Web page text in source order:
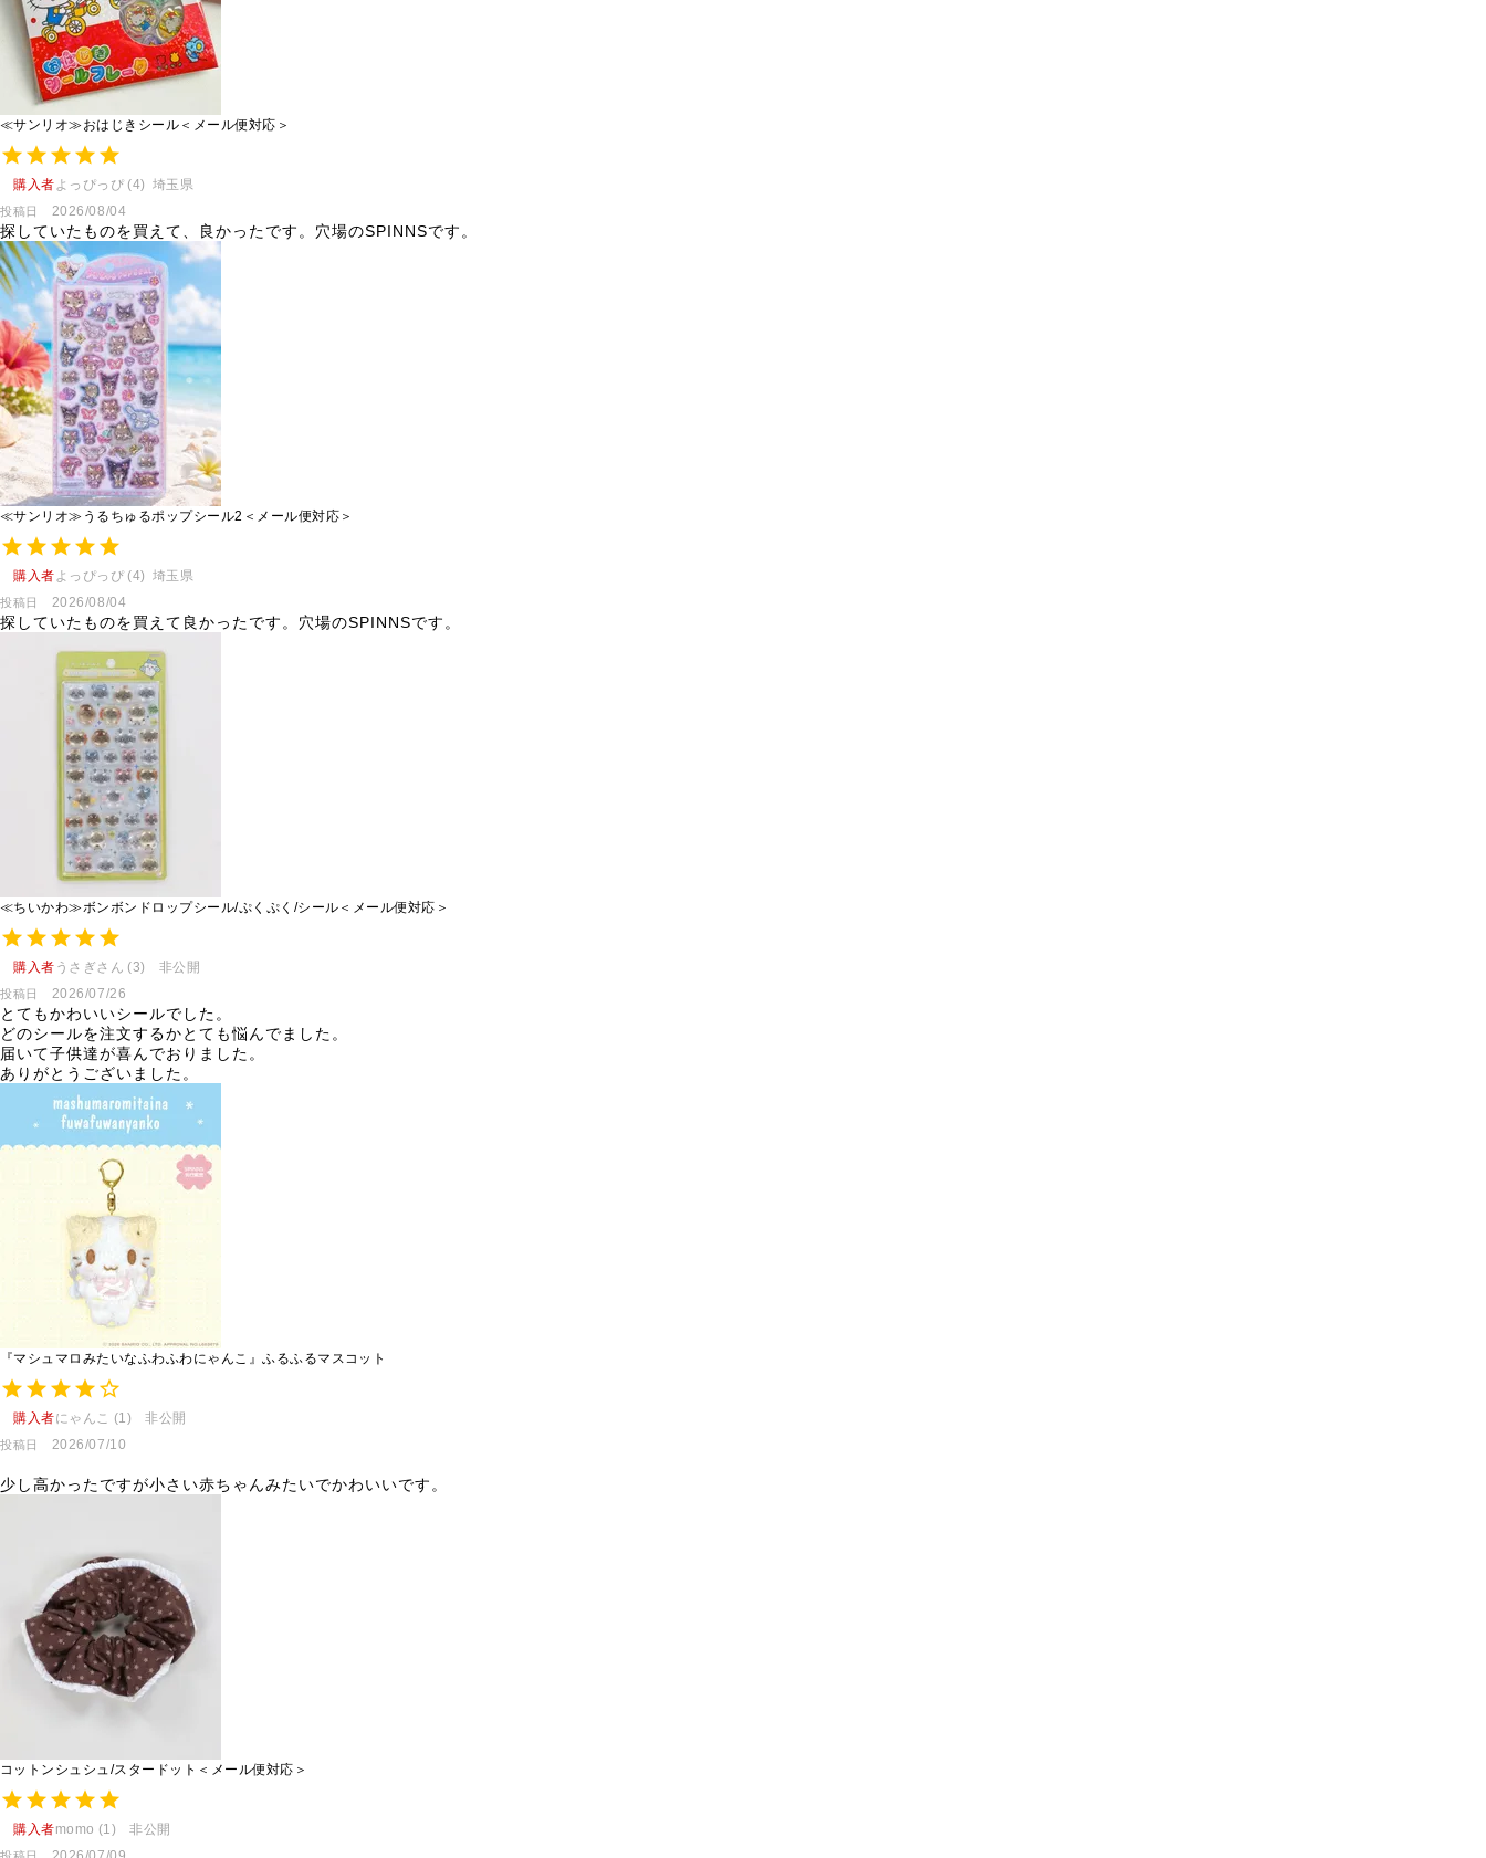
≪サンリオ≫おはじきシール＜メール便対応＞
購入者よっぴっぴ 4 埼玉県
投稿日 2026/08/04
探していたものを買えて、良かったです。穴場のSPINNSです。
≪サンリオ≫うるちゅるポップシール2＜メール便対応＞
購入者よっぴっぴ 4 埼玉県
投稿日 2026/08/04
探していたものを買えて良かったです。穴場のSPINNSです。
≪ちいかわ≫ボンボンドロップシール/ぷくぷく/シール＜メール便対応＞
購入者 うさぎさん 3 非公開
投稿日 2026/07/26
とてもかわいいシールでした。
どのシールを注文するかとても悩んでました。
届いて子供達が喜んでおりました。
ありがとうございました。
『マシュマロみたいなふわふわにゃんこ』ふるふるマスコット
購入者にゃんこ 1 非公開
投稿日 2026/07/10
少し高かったですが小さい赤ちゃんみたいでかわいいです。
コットンシュシュ/スタードット＜メール便対応＞
購入者momo 1 非公開